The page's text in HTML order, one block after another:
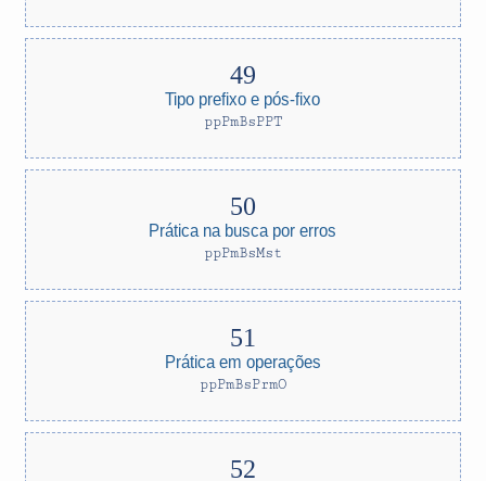
Tipo prefixo e pós-fixo
ppPmBsPPT
Prática na busca por erros
ppPmBsMst
Prática em operações
ppPmBsPrmO